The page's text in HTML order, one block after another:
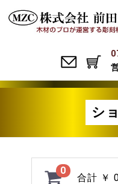
シ
0
合計 ￥
Menu